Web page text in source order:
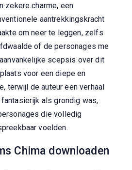
zekere charme, een
aantrekkingskracht
om neer te leggen, zelfs
of de personages me
scepsis over dit
voor een diepe en
terwijl de auteur een verhaal
als grondig was,
die volledig
voelden.
Chima downloaden